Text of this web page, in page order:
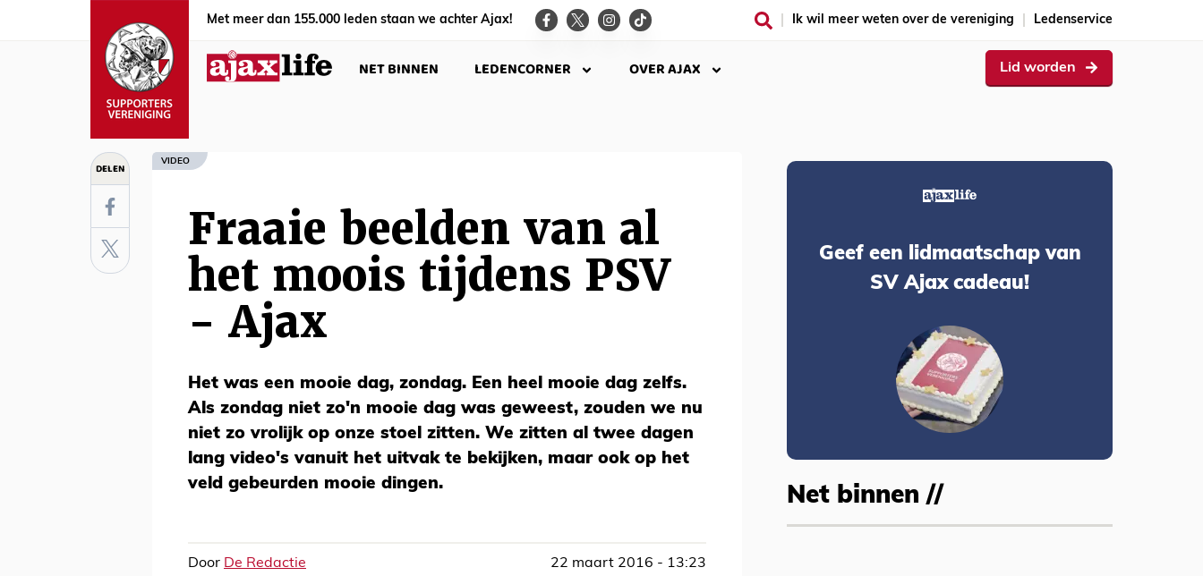
Met meer dan 155.000 leden staan we achter Ajax! Ik wil meer weten over de vereniging Ledenservice
NET BINNEN LEDENCORNER OVER AJAX Lid worden
DELEN VIDEO
Fraaie beelden van al
het moois tijdens PSV
- Ajax
Het was een mooie dag, zondag. Een heel mooie dag zelfs.
Als zondag niet zo'n mooie dag was geweest, zouden we nu
niet zo vrolijk op onze stoel zitten. We zitten al twee dagen
lang video's vanuit het uitvak te bekijken, maar ook op het
veld gebeurden mooie dingen.
Door De Redactie 22 maart 2016 - 13:23
Geef een lidmaatschap van
SV Ajax cadeau!
Net binnen //